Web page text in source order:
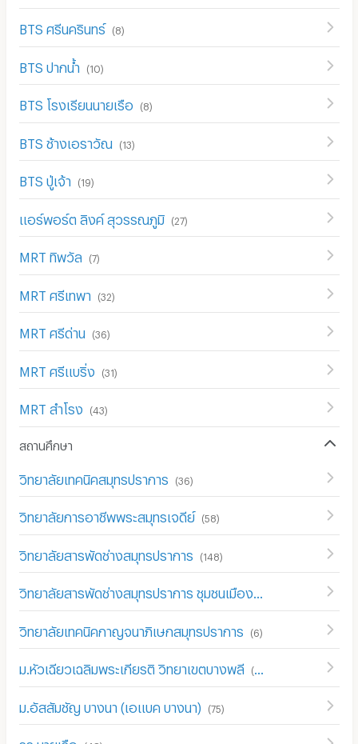
BTS ศรีนครินทร์ (8)
BTS ปากน้ำ (10)
BTS โรงเรียนนายเรือ (8)
BTS ช้างเอราวัณ (13)
BTS ปู่เจ้า (19)
แอร์พอร์ต ลิงค์ สุวรรณภูมิ (27)
MRT ทิพวัล (7)
MRT ศรีเทพา (32)
MRT ศรีด่าน (36)
MRT ศรีแบริ่ง (31)
MRT สำโรง (43)
สถานศึกษา
วิทยาลัยเทคนิคสมุทรปราการ (36)
วิทยาลัยการอาชีพพระสมุทรเจดีย์ (58)
วิทยาลัยสารพัดช่างสมุทรปราการ (148)
123
วิทยาลัยเทคนิคกาญจนาภิเษกสมุทรปราการ (6)
ม.หัวเฉียวเฉลิมพระเกียรติ วิทยาเขตบางพลี (161
ม.อัสสัมชัญ บางนา (เอแบค บางนา) (75)